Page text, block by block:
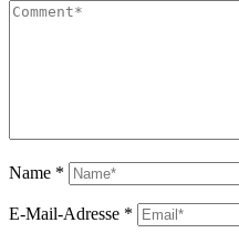
Name *
E-Mail-Adresse *